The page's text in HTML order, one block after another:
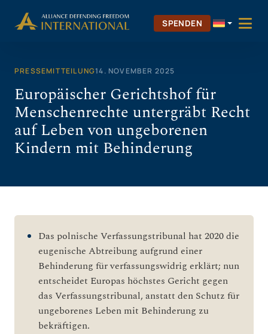
Inhalt
SPENDEN
PRESSEMITTEILUNG14. NOVEMBER 2025
Europäischer Gerichtshof für
Menschenrechte untergräbt Recht
auf Leben von ungeborenen
Kindern mit Behinderung
Das polnische Verfassungstribunal hat 2020 die
eugenische Abtreibung aufgrund einer
Behinderung für verfassungswidrig erklärt; nun
entscheidet Europas höchstes Gericht gegen
das Verfassungstribunal, anstatt den Schutz für
ungeborenes Leben mit Behinderung zu
bekräftigen.